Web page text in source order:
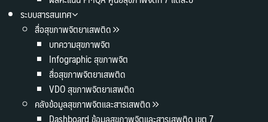
ระบบสารสนเทศ
สื่อสุขภาพจิตยาเสพติด
บทความสุขภาพจิต
Infographic สุขภาพจิต
สื่อสุขภาพจิตยาเสพติด
VDO สุขภาพจิตยาเสพติด
คลังข้อมูลสุขภาพจิตและสารเสพติด